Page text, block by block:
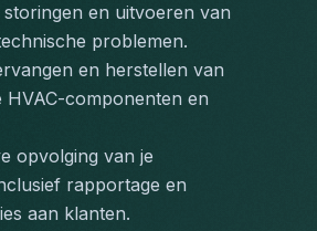
en uitvoeren van
problemen.
en herstellen van
HVAC-componenten en
opvolging van je
rapportage en
aan klanten.